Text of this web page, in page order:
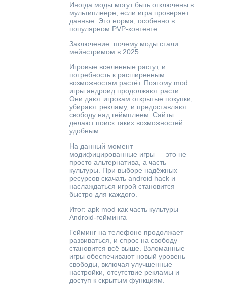
Иногда моды могут быть отключены в
мультиплеере, если игра проверяет
данные. Это норма, особенно в
популярном PVP-контенте.
Заключение: почему моды стали
мейнстримом в 2025
Игровые вселенные растут, и
потребность к расширенным
возможностям растёт. Поэтому mod
игры андроид продолжают расти.
Они дают игрокам открытые покупки,
убирают рекламу, и предоставляют
свободу над геймплеем. Сайты
делают поиск таких возможностей
удобным.
На данный момент
модифицированные игры — это не
просто альтернатива, а часть
культуры. При выборе надёжных
ресурсов скачать android hack и
наслаждаться игрой становится
быстро для каждого.
Итог: apk mod как часть культуры
Android-гейминга
Гейминг на телефоне продолжает
развиваться, и спрос на свободу
становится всё выше. Взломанные
игры обеспечивают новый уровень
свободы, включая улучшенные
настройки, отсутствие рекламы и
доступ к скрытым функциям.